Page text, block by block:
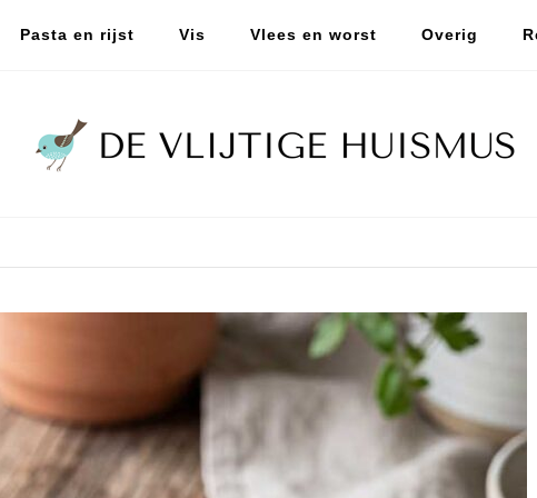
Pasta en rijst Vis Vlees en worst Overig